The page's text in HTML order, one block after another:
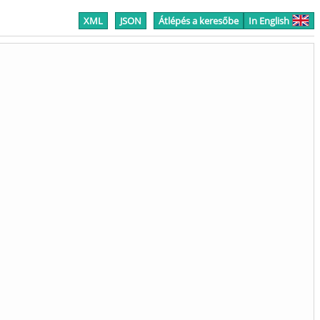
XML JSON Átlépés a keresőbe In English